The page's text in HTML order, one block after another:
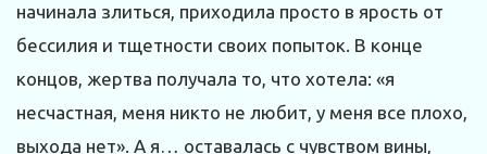
начинала злиться, приходила просто в ярость от
бессилия и тщетности своих попыток. В конце
концов, жертва получала то, что хотела: «я
несчастная, меня никто не любит, у меня все плохо,
выхода нет». А я… оставалась с чувством вины,